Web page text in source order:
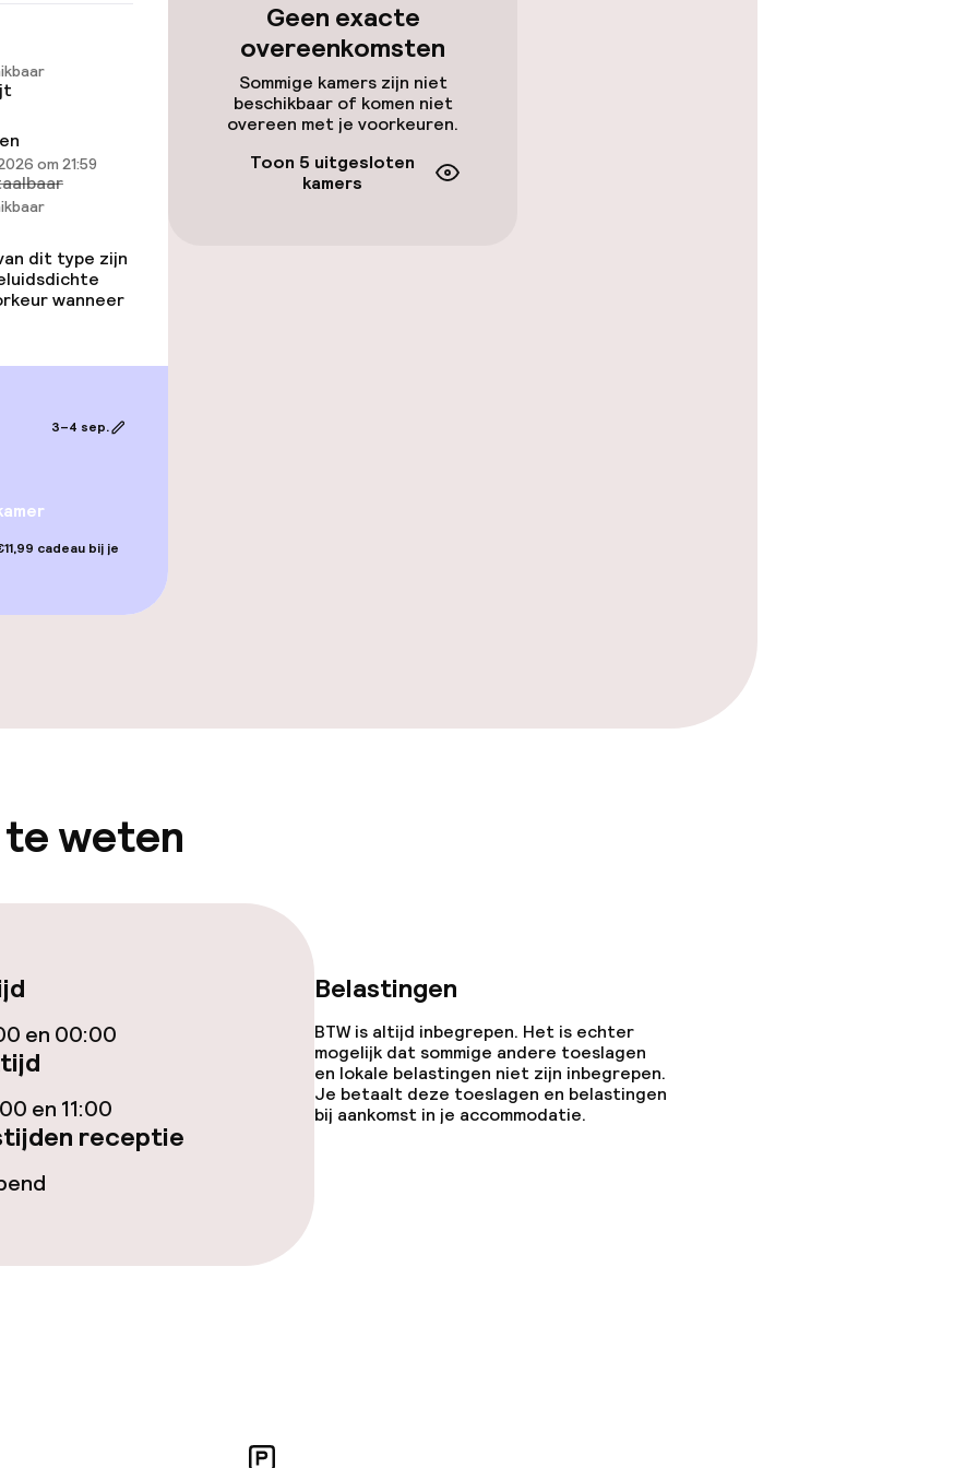
toegestaan
kg)
Grote huisdieren toegestaan
(meer dan 5 kg)
om 21:59
dit type zijn
wanneer
3–4 sep.
cadeau bij je
Geen exacte
overeenkomsten
Sommige kamers zijn niet
beschikbaar of komen niet
overeen met je voorkeuren.
Toon 5 uitgesloten
kamers
te weten
en 00:00
en 11:00
receptie
Belastingen
BTW is altijd inbegrepen. Het is echter
mogelijk dat sommige andere toeslagen
en lokale belastingen niet zijn inbegrepen.
Je betaalt deze toeslagen en belastingen
bij aankomst in je accommodatie.